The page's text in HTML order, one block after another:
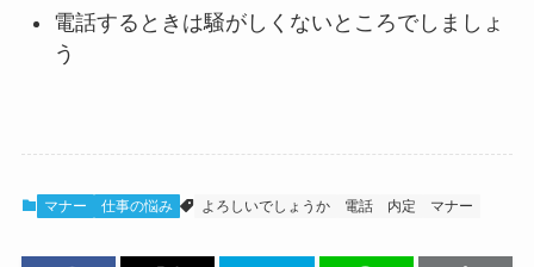
電話するときは騒がしくないところでしましょ
う
マナー 仕事の悩み よろしいでしょうか 電話 内定 マナー